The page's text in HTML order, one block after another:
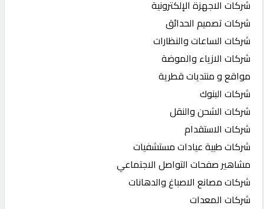
شركات الاجهزة الإلكترونية
شركات تصميم الحدائق
شركات الساعات والنظارات
شركات الازياء والموضة
مواقع و منتديات قطرية
شركات البنوك
شركات الشحن والنقل
شركات الاستقدام
شركات طبية عيادات مستشفيات
مشاهير صفحات التواصل الاجتماعي
شركات مصانع الاصباغ والدهانات
شركات المعدات